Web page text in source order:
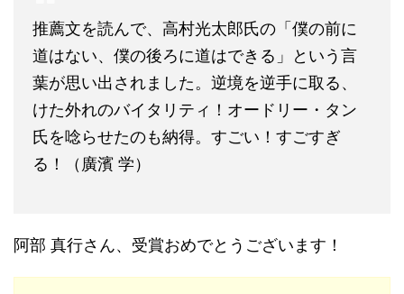
推薦文を読んで、高村光太郎氏の「僕の前に
道はない、僕の後ろに道はできる」という言
葉が思い出されました。逆境を逆手に取る、
けた外れのバイタリティ！オードリー・タン
氏を唸らせたのも納得。すごい！すごすぎ
る！（廣濱 学）
阿部 真行さん、受賞おめでとうございます！